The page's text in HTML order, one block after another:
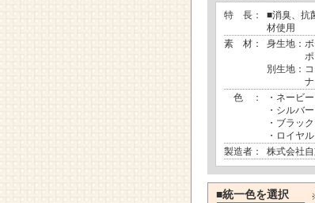
特 長：
■消臭、抗
材使用
素 材：
身生地：
ポリエ
別生地：
ナイ
色 ：
・ネービー
・シルバー
・ブラック
・ロイヤ
製造者：
株式会社
■統一色を選択